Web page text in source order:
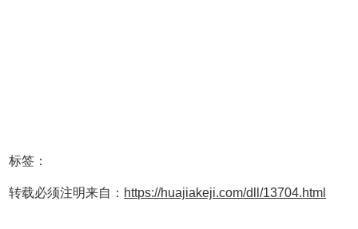
标签：
转载必须注明来自： https://huajiakeji.com/dll/13704.html